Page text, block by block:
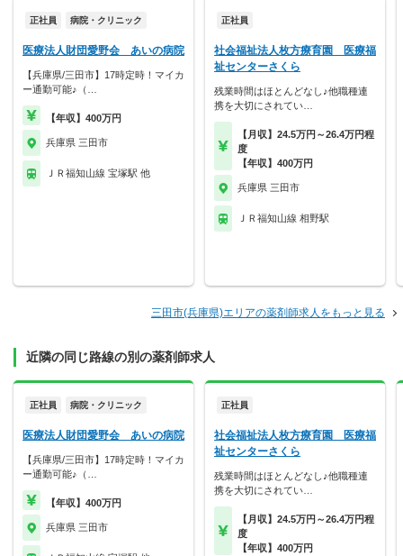
正社員 病院・クリニック
医療法人財団愛野会 あいの病院
【兵庫県/三田市】17時定時！マイカ
ー通勤可能♪（…
【年収】400万円
兵庫県 三田市
ＪＲ福知山線 宝塚駅 他
正社員
社会福祉法人枚方療育園 医療福
祉センターさくら
残業時間はほとんどなし♪他職種連
携を大切にされてい…
【月収】24.5万円～26.4万円程
度
【年収】400万円
兵庫県 三田市
ＪＲ福知山線 相野駅
三田市(兵庫県)エリアの薬剤師求人をもっと見る
近隣の同じ路線の別の薬剤師求人
正社員 病院・クリニック
医療法人財団愛野会 あいの病院
【兵庫県/三田市】17時定時！マイカ
ー通勤可能♪（…
【年収】400万円
兵庫県 三田市
正社員
社会福祉法人枚方療育園 医療福
祉センターさくら
残業時間はほとんどなし♪他職種連
携を大切にされてい…
【月収】24.5万円～26.4万円程
度
【年収】400万円